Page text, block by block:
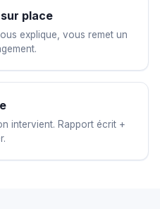
place
explique, vous remet un
intervient. Rapport écrit +